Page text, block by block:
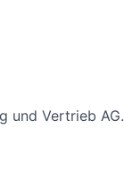
und Vertrieb AG.